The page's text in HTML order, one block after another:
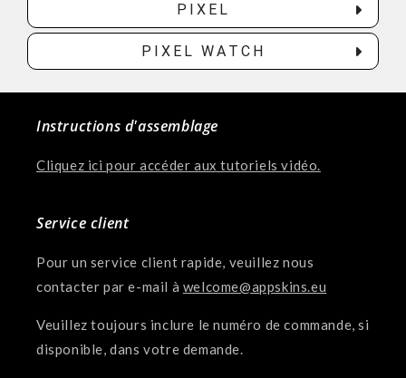
PIXEL
PIXEL WATCH
Instructions d'assemblage
Cliquez ici pour accéder aux tutoriels vidéo.
Service client
Pour un service client rapide, veuillez nous
contacter par e-mail à welcome@appskins.eu
Veuillez toujours inclure le numéro de commande, si
disponible, dans votre demande.